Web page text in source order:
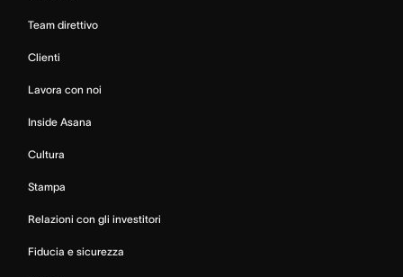
Team direttivo
Clienti
Lavora con noi
Inside Asana
Cultura
Stampa
Relazioni con gli investitori
Fiducia e sicurezza